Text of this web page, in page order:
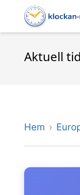
Aktuell
Hem